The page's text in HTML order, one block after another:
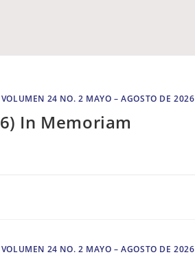
VOLUMEN 24 NO. 2 MAYO – AGOSTO DE 2026
In Memoriam
VOLUMEN 24 NO. 2 MAYO – AGOSTO DE 2026